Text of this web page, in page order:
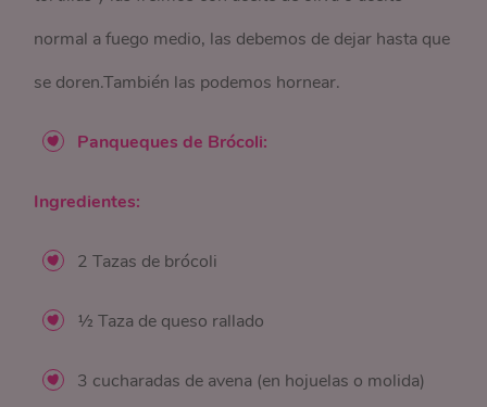
normal a fuego medio, las debemos de dejar hasta que
se doren.También las podemos hornear.
Panqueques de Brócoli:
Ingredientes:
2 Tazas de brócoli
½ Taza de queso rallado
3 cucharadas de avena (en hojuelas o molida)